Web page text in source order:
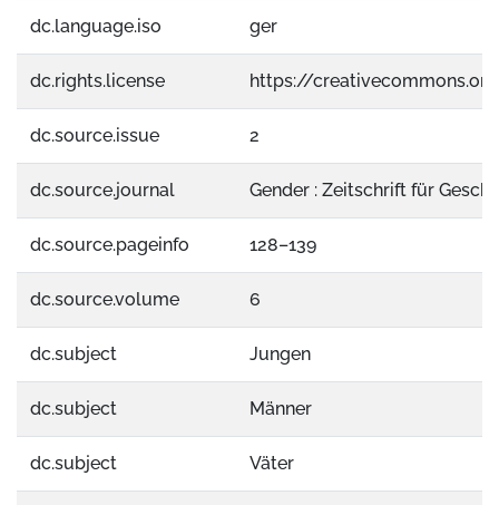
dc.language.iso ger
dc.rights.license https://
dc.source.issue 2
dc.source.journal Gender : Zeitschrift für
dc.source.pageinfo 128–139
dc.source.volume 6
dc.subject Jungen
dc.subject Männer
dc.subject Väter